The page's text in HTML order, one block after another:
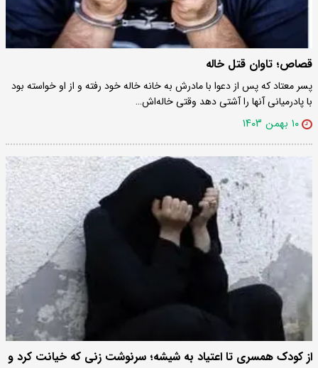
قصاص؛ تاوان قتل خاله
پسر معتاد که پس از دعوا با مادرش به خانه خاله خود رفته و از او خواسته بود
با پادرمیانی آنها را آشتی دهد وقتی خاله‌اش…
۱۰ بهمن ۱۴۰۳
از کودک همسری تا اعتیاد به شیشه؛ سرنوشت زنی که خیانت کرد و